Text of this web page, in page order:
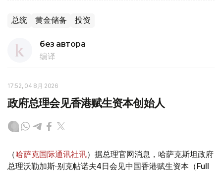
总统 黄金储备 投资
без автора
编译
17:52, 04 8月 2026
政府总理会见香港赋生资本创始人
（哈萨克国际通讯社讯）据总理官网消息，哈萨克斯坦政府
总理沃勒加斯·别克帖诺夫4日会见中国香港赋生资本（Full